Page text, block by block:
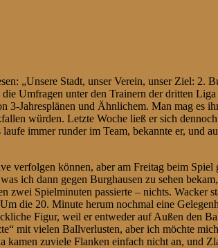
„Unsere Stadt, unser Verein, unser Ziel:
Umfragen unter den Trainern der dritten
Jahresplänen und Ähnlichem. Man mag es
würden. Letzte Woche ließ er sich
immer runder im Team, bekannte er, und
können, aber am Freitag beim
ich dann gegen Burghausen zu sehen
Spielminuten passierte – nichts. Wacker
die 20. Minute herum nochmal eine
Figur, weil er entweder auf Außen den
mit vielen Ballverlusten, aber ich möchte
zuviele Flanken einfach nicht an, und